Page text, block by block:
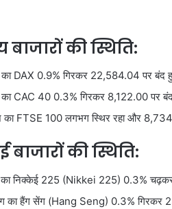
बाजारों की स्थिति:
का DAX 0.9% गिरकर 22,584.04 पर बंद
CAC 40 0.3% गिरकर 8,122.00 पर
का FTSE 100 लगभग स्थिर रहा और
बाजारों की स्थिति:
का निक्केई 225 (Nikkei 225) 0.3%
का हैंग सेंग (Hang Seng) 0.3% गिरकर